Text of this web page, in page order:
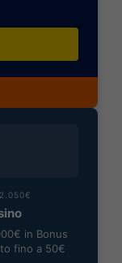
in Bonus
fino a 50€